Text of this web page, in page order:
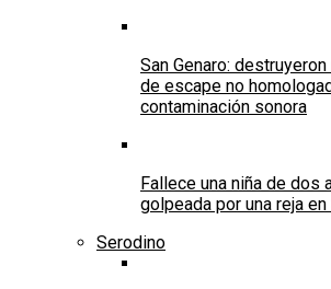
San Genaro:
de escape no
contaminación sonora
Fallece una niña de dos
golpeada por una reja en
Serodino